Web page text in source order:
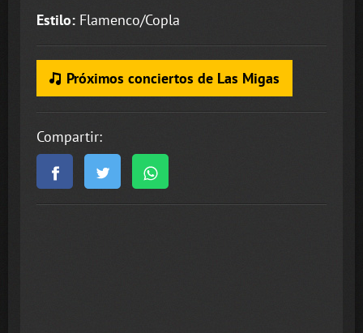
Estilo: Flamenco/Copla
Próximos conciertos de Las Migas
Compartir: